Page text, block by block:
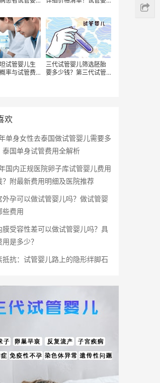
何才能去泰国做第三代
试管婴儿？
试管婴儿生
率与试管费
三代试管婴儿筛选胚胎
要多少钱？第三代试管
欢
单身女性去泰国做试管婴儿需要多
泰国单身试管费用全解析
国内正规医院卵子库试管婴儿费用
？附最新费用明细及医院推荐
外孕可以做试管婴儿吗？做试管婴
些费用
膜受容性差可以做试管婴儿吗？具
是多少？
抵抗：试管婴儿路上的隐形绊脚石